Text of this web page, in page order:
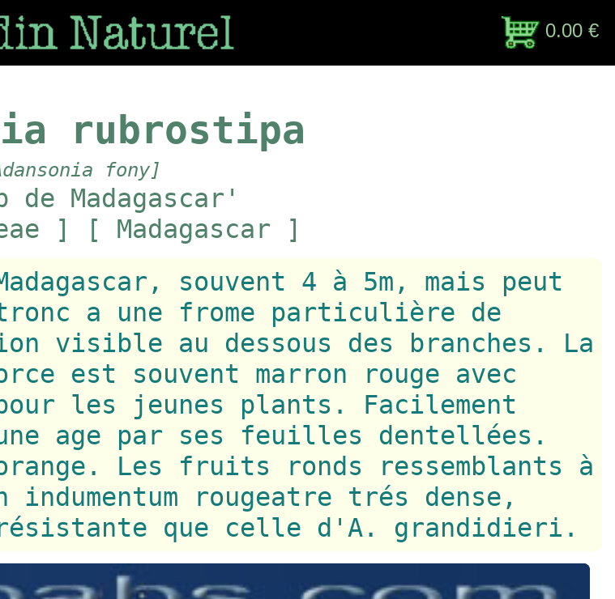
0.00 €
rubrostipa
fony]
de Madagascar'
] [ Madagascar ]
souvent 4 à 5m, mais peut
a une frome particulière de
visible au dessous des branches. La
est souvent marron rouge avec
les jeunes plants. Facilement
age par ses feuilles dentellées.
Les fruits ronds ressemblants à
rougeatre trés dense,
que celle d'A. grandidieri.